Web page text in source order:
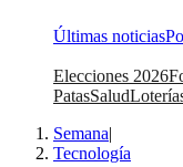
Últimas noticias
Elecciones 2026
PatasSalud
Semana|
Tecnología